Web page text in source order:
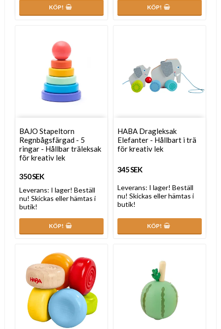
KÖP! KÖP!
BAJO Stapeltorn
Regnbågsfärgad - 5
ringar - Hållbar träleksak
för kreativ lek
350 SEK
Leverans: I lager! Beställ
nu! Skickas eller hämtas i
butik!
KÖP!
HABA Dragleksak
Elefanter - Hållbart i trä
för kreativ lek
345 SEK
Leverans: I lager! Beställ
nu! Skickas eller hämtas i
butik!
KÖP!